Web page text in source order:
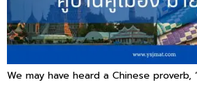
We may have heard a Chinese proverb,